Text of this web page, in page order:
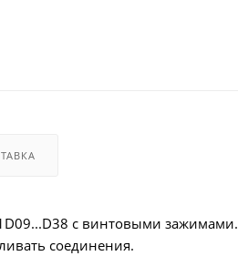
с винтовыми зажимами.
соединения.